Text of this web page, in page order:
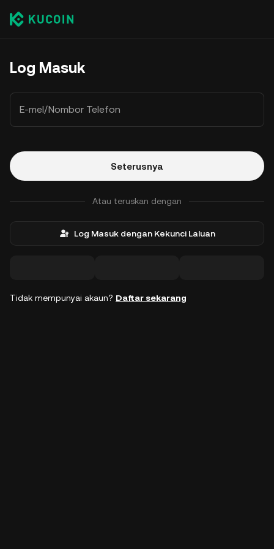
Log Masuk
E-mel/Nombor Telefon
Seterusnya
Atau teruskan dengan
Log Masuk dengan Kekunci Laluan
Tidak mempunyai akaun? Daftar sekarang